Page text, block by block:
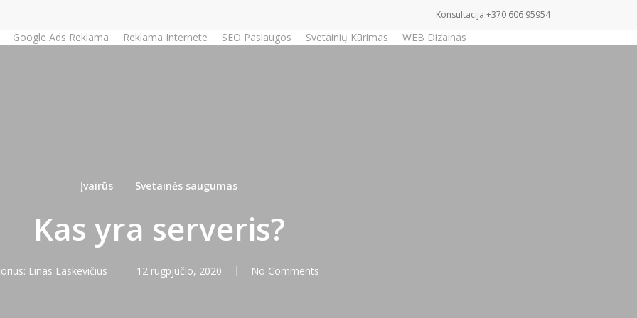
Konsultacija +370 606 95954
Google Ads Reklama Reklama Internete SEO Paslaugos Svetainių Kūrimas WEB Dizainas
Įvairūs Svetainės saugumas
Kas yra serveris?
Linas Laskevičius 12 rugpjūčio, 2020 No Comments